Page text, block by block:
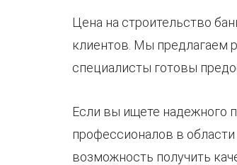
Цена на строительство
клиентов. Мы предлагаем
специалисты готовы
Если вы ищете надежного
профессионалов в
возможность получить